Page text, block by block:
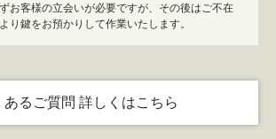
お客様の立会いが必要ですが、その後はご不在
り鍵をお預かりして作業いたします。
よくあるご質問 詳しくはこちら